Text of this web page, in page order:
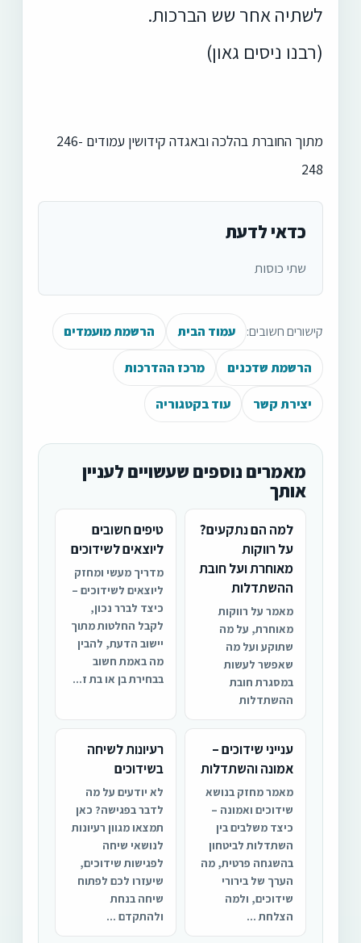
לשתיה אחר שש הברכות.
(רבנו ניסים גאון)
מתוך החוברת בהלכה ובאגדה קידושין עמודים 246-
248
כדאי לדעת
שתי כוסות
קישורים חשובים: עמוד הבית הרשמת מועמדים
הרשמת שדכנים מרכז ההדרכות
יצירת קשר עוד בקטגוריה
מאמרים נוספים שעשויים לעניין
אותך
למה הם נתקעים?
על רווקות
מאוחרת ועל חובת
ההשתדלות
מאמר על רווקות
מאוחרת, על מה
שתוקע ועל מה
שאפשר לעשות
במסגרת חובת
ההשתדלות
טיפים חשובים
ליוצאים לשידוכים
מדריך מעשי ומחזק
ליוצאים לשידוכים –
כיצד לברר נכון,
לקבל החלטות מתוך
יישוב הדעת, להבין
מה באמת חשוב
בבחירת בן או בת ז...
ענייני שידוכים –
אמונה והשתדלות
מאמר מחזק בנושא
שידוכים ואמונה –
כיצד משלבים בין
השתדלות לביטחון
בהשגחה פרטית, מה
הערך של בירורי
שידוכים, ולמה
הצלחת ...
רעיונות לשיחה
בשידוכים
לא יודעים על מה
לדבר בפגישה? כאן
תמצאו מגוון רעיונות
לנושאי שיחה
לפגישות שידוכים,
שיעזרו לכם לפתוח
שיחה בנחת
ולהתקדם ...